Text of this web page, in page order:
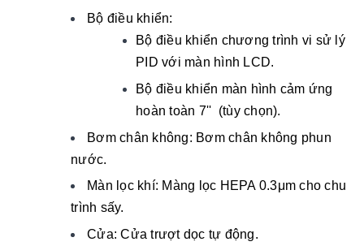
Bộ điều khiển:
Bộ điều khiển chương trình vi sử lý
PID với màn hình LCD.
Bộ điều khiển màn hình cảm ứng
hoàn toàn 7'' (tùy chọn).
Bơm chân không: Bơm chân không phun
nước.
Màn lọc khí: Màng lọc HEPA 0.3μm cho chu
trình sấy.
Cửa: Cửa trượt dọc tự động.